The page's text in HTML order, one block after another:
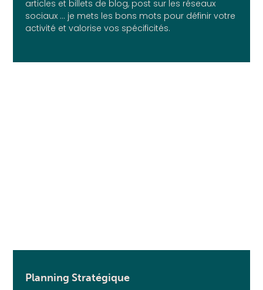
articles et billets de blog, post sur les réseaux
sociaux ... je mets les bons mots pour définir votre
activité et valorise vos spécificités.
Planning Stratégique